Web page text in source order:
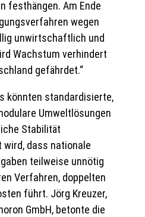
festhängen. Am Ende
wegen
unwirtschaftlich und
Wachstum verhindert
gefährdet.“
könnten standardisierte,
Umweltlösungen
Stabilität
dass nationale
teilweise unnötig
Verfahren, doppelten
führt. Jörg Kreuzer,
GmbH, betonte die